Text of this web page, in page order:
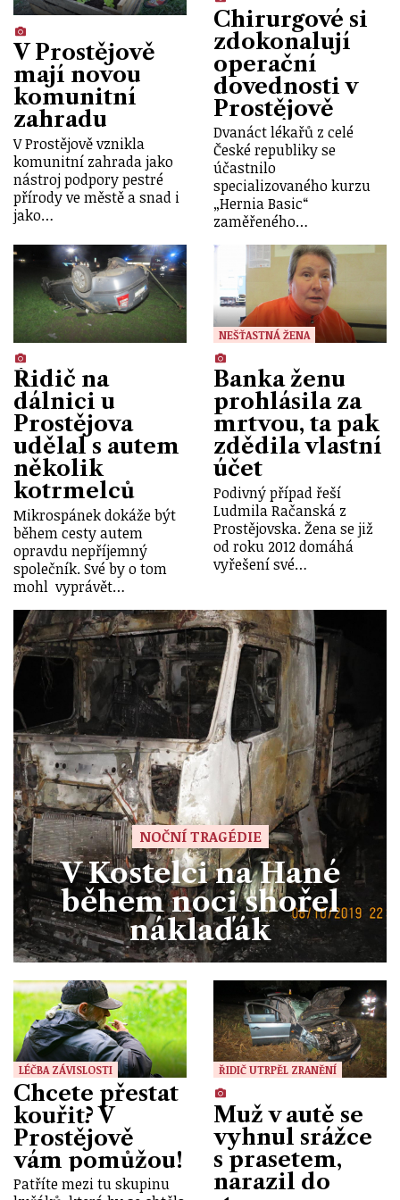
V Prostějově
mají novou
komunitní
zahradu
V Prostějově vznikla
komunitní zahrada jako
nástroj podpory pestré
přírody ve městě a snad i
jako…
Chirurgové si
zdokonalují
operační
dovednosti v
Prostějově
Dvanáct lékařů z celé
České republiky se
účastnilo
specializovaného kurzu
„Hernia Basic“
zaměřeného…
Řidič na
dálnici u
Prostějova
udělal s autem
několik
kotrmelců
Mikrospánek dokáže být
během cesty autem
opravdu nepříjemný
společník. Své by o tom
mohl vyprávět…
NEŠŤASTNÁ ŽENA
Banka ženu
prohlásila za
mrtvou, ta pak
zdědila vlastní
účet
Podivný případ řeší
Ludmila Račanská z
Prostějovska. Žena se již
od roku 2012 domáhá
vyřešení své…
NOČNÍ TRAGÉDIE
V Kostelci na Hané
během noci shořel
náklaďák
LÉČBA ZÁVISLOSTI
Chcete přestat
kouřit? V
Prostějově
vám pomůžou!
Patříte mezi tu skupinu
ŘIDIČ UTRPĚL ZRANĚNÍ
Muž v autě se
vyhnul srážce
s prasetem,
narazil do